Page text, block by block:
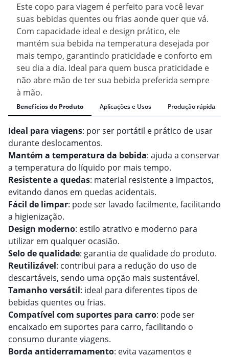
Este copo para viagem é perfeito para você levar
suas bebidas quentes ou frias aonde quer que vá.
Com capacidade ideal e design prático, ele
mantém sua bebida na temperatura desejada por
mais tempo, garantindo praticidade e conforto em
seu dia a dia. Ideal para quem busca praticidade e
não abre mão de ter sua bebida preferida sempre
à mão.
Benefícios do Produto Aplicações e Usos Produção rápida
Ideal para viagens: por ser portátil e prático de usar
durante deslocamentos.
Mantém a temperatura da bebida: ajuda a conservar
a temperatura do líquido por mais tempo.
Resistente a quedas: material resistente a impactos,
evitando danos em quedas acidentais.
Fácil de limpar: pode ser lavado facilmente, facilitando
a higienização.
Design moderno: estilo atrativo e moderno para
utilizar em qualquer ocasião.
Selo de qualidade: garantia de qualidade do produto.
Reutilizável: contribui para a redução do uso de
descartáveis, sendo uma opção mais sustentável.
Tamanho versátil: ideal para diferentes tipos de
bebidas quentes ou frias.
Compatível com suportes para carro: pode ser
encaixado em suportes para carro, facilitando o
consumo durante viagens.
Borda antiderramamento: evita vazamentos e